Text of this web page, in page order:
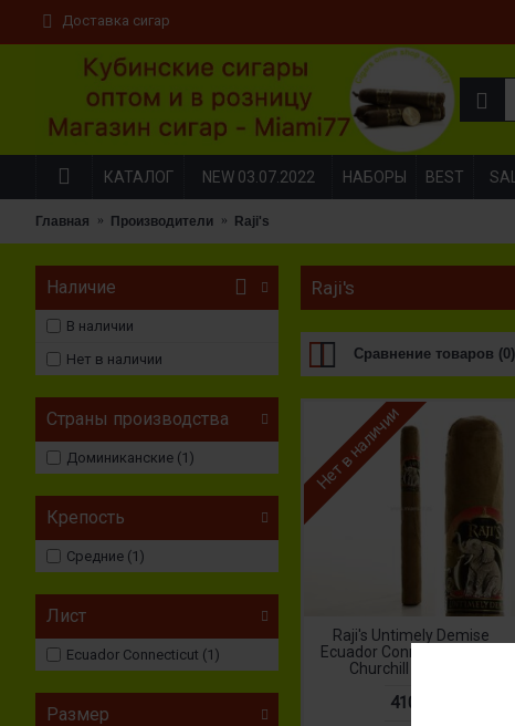
Доставка сигар
КАТАЛОГ NEW 03.07.2022 НАБОРЫ BEST
Главная Производители Raji's
Наличие
В наличии
Нет в наличии
Страны производства
Доминиканские (1)
Крепость
Средние (1)
Лист
Ecuador Connecticut (1)
Размер
Raji's
Сравнение товаров (0)
Нет в наличии
Raji's Untimely Demise
Ecuador Connecticut 7*50
Churchill (№2072)
410 р.